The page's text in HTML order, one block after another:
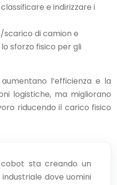
e indirizzare i
scarico di camion e
sforzo fisico per gli
l’efficienza e la
logistiche, ma migliorano
riducendo il carico fisico
cobot sta creando un
dove uomini